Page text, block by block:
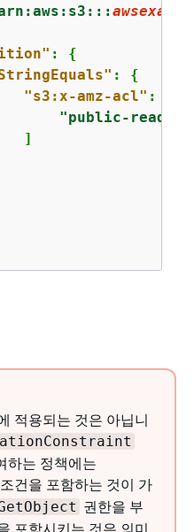
: {
: {
"s3:x-amz-acl" : [
"public-read"
]
적용되는 것은 아닙니
하는 정책에는
조건을 포함하는 것이 가
권한을 부
포함시키는 것은 의미